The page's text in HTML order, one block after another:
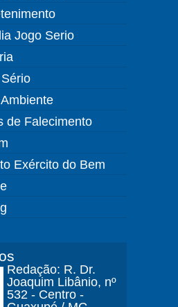
Jogo Serio
de Falecimento
Exército do Bem
Redação: R. Dr.
Joaquim Libânio, nº
532 - Centro -